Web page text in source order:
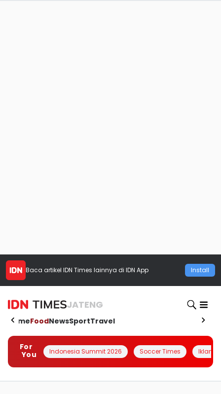
Baca artikel IDN Times lainnya di IDN App Install
JATENG
HomeFoodNewsSportTravel
For
You
Indonesia Summit 2026 Soccer Times Iklanin